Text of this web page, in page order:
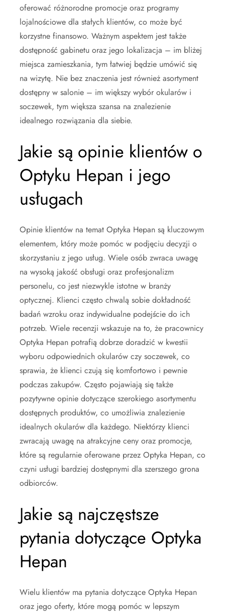
oferować różnorodne promocje oraz programy
lojalnościowe dla stałych klientów, co może być
korzystne finansowo. Ważnym aspektem jest także
dostępność gabinetu oraz jego lokalizacja – im bliżej
miejsca zamieszkania, tym łatwiej będzie umówić się
na wizytę. Nie bez znaczenia jest również asortyment
dostępny w salonie – im większy wybór okularów i
soczewek, tym większa szansa na znalezienie
idealnego rozwiązania dla siebie.
Jakie są opinie klientów o
Optyku Hepan i jego
usługach
Opinie klientów na temat Optyka Hepan są kluczowym
elementem, który może pomóc w podjęciu decyzji o
skorzystaniu z jego usług. Wiele osób zwraca uwagę
na wysoką jakość obsługi oraz profesjonalizm
personelu, co jest niezwykle istotne w branży
optycznej. Klienci często chwalą sobie dokładność
badań wzroku oraz indywidualne podejście do ich
potrzeb. Wiele recenzji wskazuje na to, że pracownicy
Optyka Hepan potrafią dobrze doradzić w kwestii
wyboru odpowiednich okularów czy soczewek, co
sprawia, że klienci czują się komfortowo i pewnie
podczas zakupów. Często pojawiają się także
pozytywne opinie dotyczące szerokiego asortymentu
dostępnych produktów, co umożliwia znalezienie
idealnych okularów dla każdego. Niektórzy klienci
zwracają uwagę na atrakcyjne ceny oraz promocje,
które są regularnie oferowane przez Optyka Hepan, co
czyni usługi bardziej dostępnymi dla szerszego grona
odbiorców.
Jakie są najczęstsze
pytania dotyczące Optyka
Hepan
Wielu klientów ma pytania dotyczące Optyka Hepan
oraz jego oferty, które mogą pomóc w lepszym